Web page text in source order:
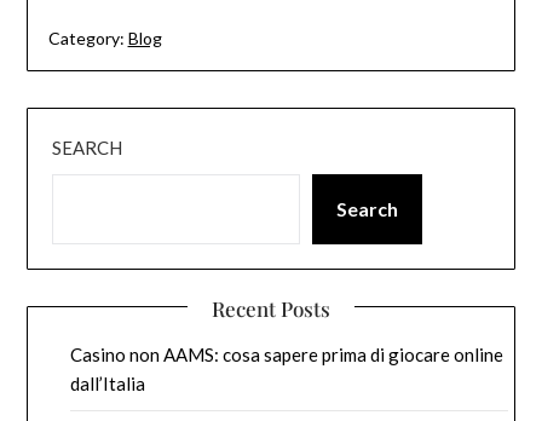
Category: Blog
SEARCH
Search
Recent Posts
Casino non AAMS: cosa sapere prima di giocare online
dall’Italia